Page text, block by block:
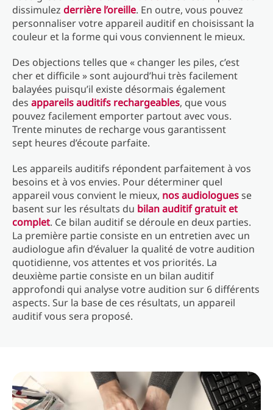
dissimulez derrière l’oreille. En outre, vous pouvez
personnaliser votre appareil auditif en choisissant la
couleur et la forme qui vous conviennent le mieux.
Des objections telles que « changer les piles, c’est
cher et difficile » sont aujourd’hui très facilement
balayées puisqu’il existe désormais également
des appareils auditifs rechargeables, que vous
pouvez facilement emporter partout avec vous.
Trente minutes de recharge vous garantissent
sept heures d’écoute parfaite.
Les appareils auditifs répondent parfaitement à vos
besoins et à vos envies. Pour déterminer quel
appareil vous convient le mieux, nos audiologuesse
basent sur les résultats du bilan auditif gratuit et
complet. Ce bilan auditif se déroule en deux parties.
La première partie consiste en un entretien avec un
audiologue afin d’évaluer la qualité de votre audition
quotidienne, vos attentes et vos priorités. La
deuxième partie consiste en un bilan auditif
approfondi qui analyse votre audition sur 6 différents
aspects. Sur la base de ces résultats, un appareil
auditif vous sera proposé.